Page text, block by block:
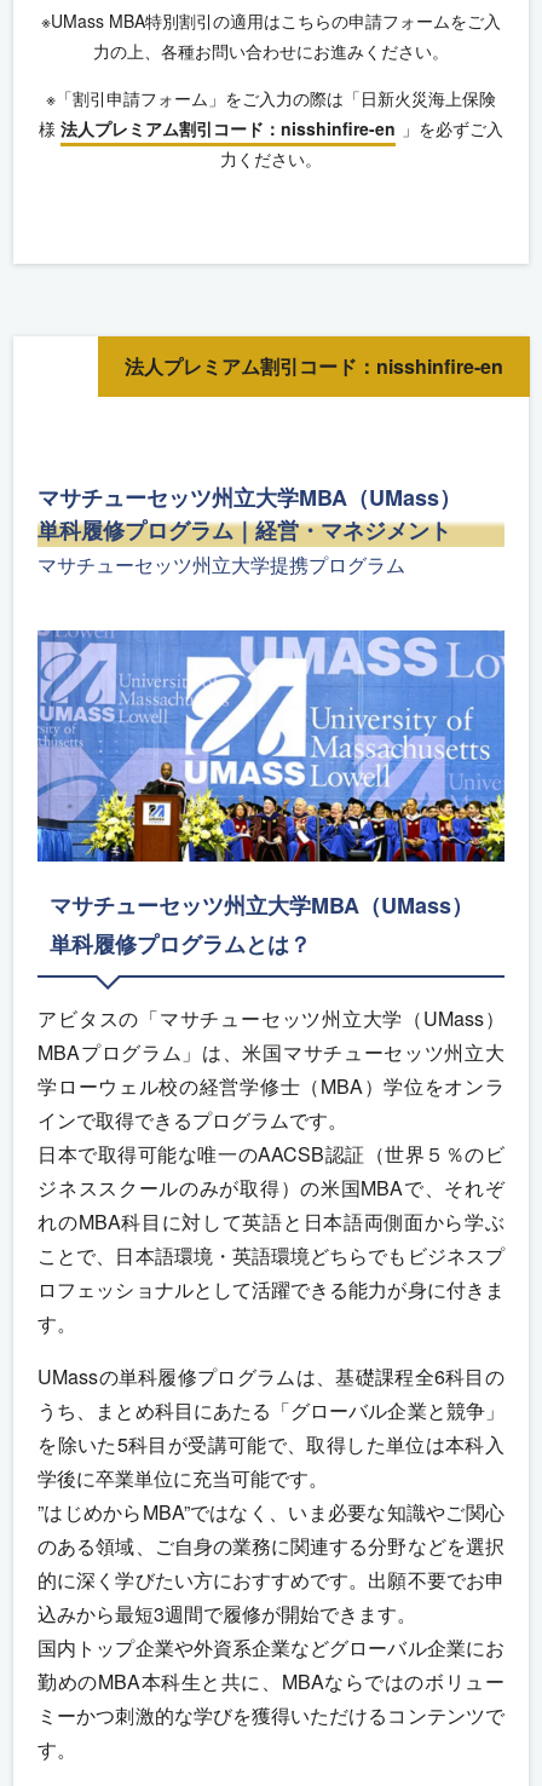
※UMass MBA特別割引の適用はこちらの申請フォームをご入
力の上、各種お問い合わせにお進みください。
※「割引申請フォーム」をご入力の際は「日新火災海上保険
様 法人プレミアム割引コード：nisshinfire-en 」を必ずご入
力ください。
法人プレミアム割引コード：nisshinfire-en
マサチューセッツ州立大学MBA（UMass）
単科履修プログラム｜経営・マネジメント
マサチューセッツ州立大学提携プログラム
マサチューセッツ州立大学MBA（UMass）
単科履修プログラムとは？
アビタスの「マサチューセッツ州立大学（UMass）
MBAプログラム」は、米国マサチューセッツ州立大
学ローウェル校の経営学修士（MBA）学位をオンラ
インで取得できるプログラムです。
日本で取得可能な唯一のAACSB認証（世界５％のビ
ジネススクールのみが取得）の米国MBAで、それぞ
れのMBA科目に対して英語と日本語両側面から学ぶ
ことで、日本語環境・英語環境どちらでもビジネスプ
ロフェッショナルとして活躍できる能力が身に付きま
す。
UMassの単科履修プログラムは、基礎課程全6科目の
うち、まとめ科目にあたる「グローバル企業と競争」
を除いた5科目が受講可能で、取得した単位は本科入
学後に卒業単位に充当可能です。
”はじめからMBA”ではなく、いま必要な知識やご関心
のある領域、ご自身の業務に関連する分野などを選択
的に深く学びたい方におすすめです。出願不要でお申
込みから最短3週間で履修が開始できます。
国内トップ企業や外資系企業などグローバル企業にお
勤めのMBA本科生と共に、MBAならではのボリュー
ミーかつ刺激的な学びを獲得いただけるコンテンツで
す。